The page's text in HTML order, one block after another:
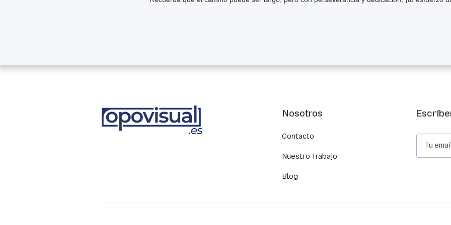
Nosotros
Contacto
Nuestro Trabajo
Blog